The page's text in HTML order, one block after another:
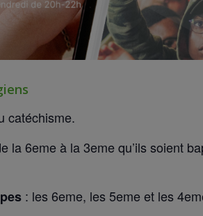
catéchisme.
la 6eme à la 3eme qu’ils soient
: les 6eme, les 5eme et les